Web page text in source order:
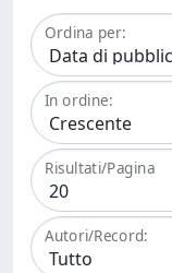
Ordina per:
In ordine:
Risultati/Pagina
Autori/Record: